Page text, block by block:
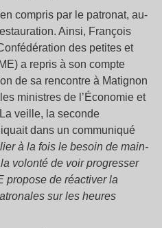
compris par le patronat, au-
Ainsi, François
des petites et
a repris à son compte
de sa rencontre à Matignon
ministres de l’Économie et
veille, la seconde
dans un communiqué
à la fois le besoin de main-
volonté de voir progresser
propose de réactiver la
sur les heures